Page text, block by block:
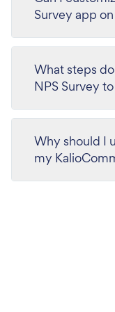
Survey app
What steps
NPS Survey
Why should I
my